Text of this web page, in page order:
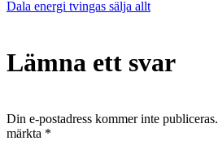
Dala energi tvingas sälja allt
Lämna ett svar
Din e-postadress kommer inte publiceras.
märkta *